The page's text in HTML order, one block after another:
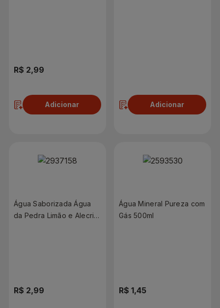
R$ 2,99
Adicionar Adicionar
Água Saborizada Água
da Pedra Limão e Alecrim
R$ 2,99
Água Mineral Pureza com
Gás 500ml
R$ 1,45